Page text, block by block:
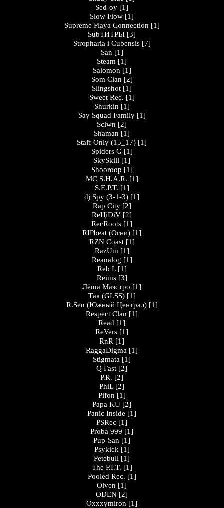
Sed-oy [1]
Slow Flow [1]
Supreme Playa Connection [1]
SubТИТРЫ [3]
Stropharia i Cubensis [7]
San [1]
Steam [1]
Salomon [1]
Som Clan [2]
Slingshot [1]
Sweet Rec. [1]
Shurkin [1]
Say Squad Family [1]
Sclwn [2]
Shaman [1]
Staff Only (15_17) [1]
Spiders G [1]
SkySkill [1]
Shooroop [1]
MC S.H.A.R. [1]
S.E.P.T. [1]
dj Spy (3-1-3) [1]
Rap City [2]
ReЦiDiV [2]
RecRoots [1]
RIPbeat (Огни) [1]
RZN Coast [1]
RazUm [1]
Reanalog [1]
Reb L [1]
Reims [3]
Лёша Маэстро [1]
Так (GLSS) [1]
R.Sen (Южный Централ) [1]
Respect Clan [1]
Read [1]
ReVers [1]
RnR [1]
RaggaDigma [1]
Stigmata [1]
Q Fast [2]
P.R. [2]
PhiL [2]
Pifon [1]
Papa KU [2]
Panic Inside [1]
PSRec [1]
Proba 999 [1]
Pup-San [1]
Psykick [1]
Petebull [1]
The P.I.T. [1]
Pooled Rec. [1]
Olven [1]
ODEN [2]
Oxxxymiron [1]